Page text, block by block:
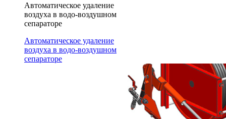
Автоматическое удаление
воздуха в водо-воздушном
сепараторе
Автоматическое удаление
воздуха в водо-воздушном
сепараторе